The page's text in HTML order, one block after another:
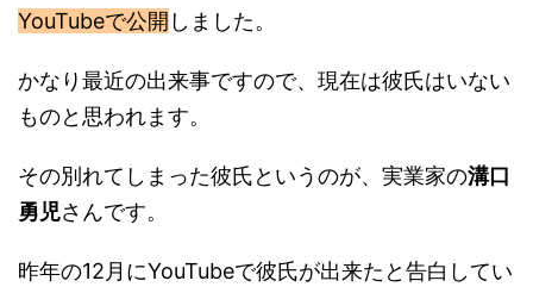
YouTubeで公開 しました。
かなり最近の出来事ですので、現在は彼氏はいない
ものと思われます。
その別れてしまった彼氏というのが、実業家の溝口
勇児さんです。
昨年の12月にYouTubeで彼氏が出来たと告白してい